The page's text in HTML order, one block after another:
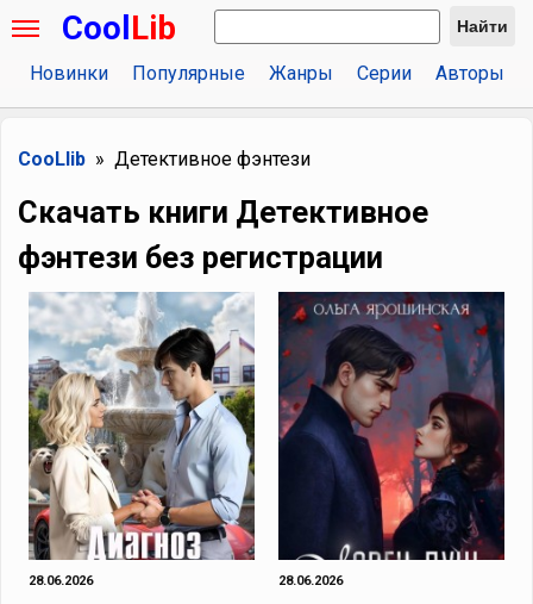
Cool Lib Найти
Новинки Популярные Жанры Серии Авторы
CooLlib Детективное фэнтези
Скачать книги Детективное
фэнтези без регистрации
28.06.2026 28.06.2026